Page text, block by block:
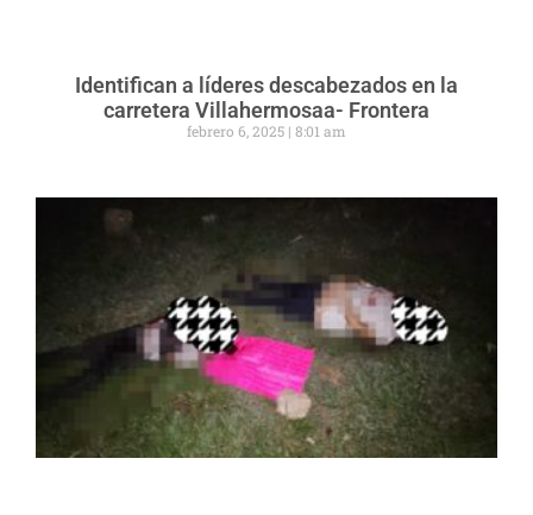
Identifican a líderes descabezados en la
carretera Villahermosaa- Frontera
febrero 6, 2025 8:01 am